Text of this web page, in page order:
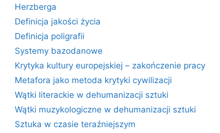
Herzberga
Definicja jakości życia
Definicja poligrafii
Systemy bazodanowe
Krytyka kultury europejskiej – zakończenie pracy
Metafora jako metoda krytyki cywilizacji
Wątki literackie w dehumanizacji sztuki
Wątki muzykologiczne w dehumanizacji sztuki
Sztuka w czasie teraźniejszym